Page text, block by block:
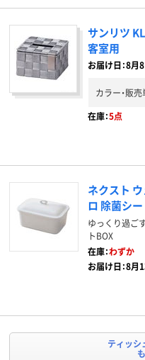
サンリツ
客室用
お届け日：8月8
カラー・販
在庫：5点
ネクスト
ロ 除菌シ
ゆっくり過ご
トBOX
在庫：わずか
お届け日：8月
ティッシ